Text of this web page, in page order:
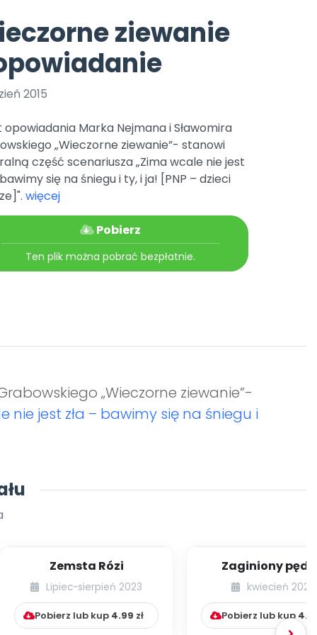
Archiwalne numery
Nowości
Promocje
czerwca 2024 r. uzyskała
r. Nr decyzji:
Online.
Bliżej Pieska
Pomoc zwierzętom
Książka (dla) Przedszkolaka
Promowanie czytelnictwa
TikTok
Zobacz nas na TikToku
YouTube
ziewanie
2015
opowiadania Marka Nejmana i Sławomira
„Wieczorne ziewanie”- stanowi
część scenariusza „Zima wcale nie jest
bawimy się na śniegu i ty, i ja! [PNP – dzieci
więcej
Pobierz
Ten plik można pobrać bezpłatnie.
„Wieczorne ziewanie”-
nie jest zła – bawimy się na śniegu i
Zemsta Rózi
Lipiec-sierpień 2023
Pobierz lub kup 4.99 zł
Zaginiony
kwiecień 2023
Pobierz lub kup